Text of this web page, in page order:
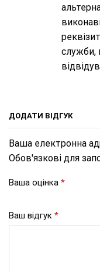
служби,
ДОДАТИ ВІДГУК
Ваша електронна
Обов'язкові для
Ваша оцінка *
Ваш відгук *